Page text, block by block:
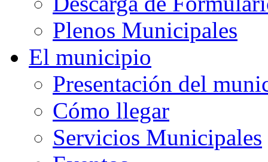
Plenos Municipales
El municipio
Presentación del
Cómo llegar
Servicios Municipales